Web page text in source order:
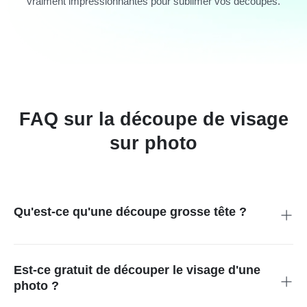
FAQ sur la découpe de visage
sur photo
Qu'est-ce qu'une découpe grosse tête ?
que dans la réalité. Les découpes grosses têtes sont très
populaires sur les réseaux sociaux, lors d'événements et pour
les cadeaux personnalisés.
Est-ce gratuit de découper le visage d'une
photo ?